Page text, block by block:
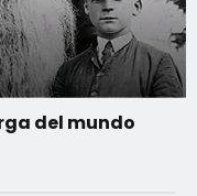
del mundo